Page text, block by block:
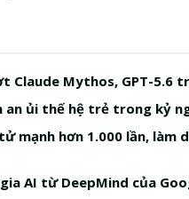
Claude Mythos, GPT-5.6
ủi thế hệ trẻ trong kỷ
mạnh hơn 1.000 lần, làm
AI từ DeepMind của